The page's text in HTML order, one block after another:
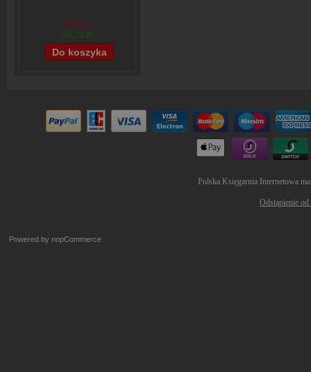
49,14 zł
46,73 zł
Polska Księgarnia Internetowa
Odstąpienie
Powered by nopCommerce